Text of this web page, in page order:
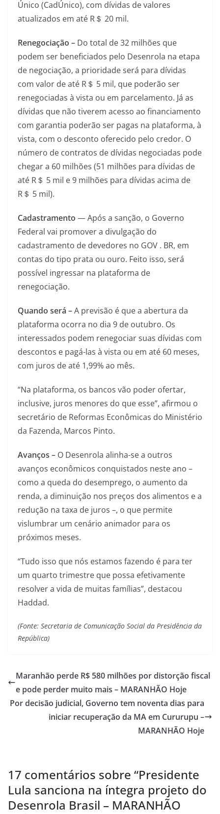
Único (CadÚnico), com dívidas de valores
atualizados em até R＄ 20 mil.
Renegociação – Do total de 32 milhões que
podem ser beneficiados pelo Desenrola na etapa
de negociação, a prioridade será para dívidas
com valor de até R＄ 5 mil, que poderão ser
renegociadas à vista ou em parcelamento. Já as
dívidas que não tiverem acesso ao financiamento
com garantia poderão ser pagas na plataforma, à
vista, com o desconto oferecido pelo credor. O
número de contratos de dívidas negociadas pode
chegar a 60 milhões (51 milhões para dívidas de
até R＄ 5 mil e 9 milhões para dívidas acima de
R＄ 5 mil).
Cadastramento — Após a sanção, o Governo
Federal vai promover a divulgação do
cadastramento de devedores no GOV . BR, em
contas do tipo prata ou ouro. Feito isso, será
possível ingressar na plataforma de
renegociação.
Quando será –A previsão é que a abertura da
plataforma ocorra no dia 9 de outubro. Os
interessados podem renegociar suas dívidas com
descontos e pagá-las à vista ou em até 60 meses,
com juros de até 1,99% ao mês.
“Na plataforma, os bancos vão poder ofertar,
inclusive, juros menores do que esse”, afirmou o
secretário de Reformas Econômicas do Ministério
da Fazenda, Marcos Pinto.
Avanços – O Desenrola alinha-se a outros
avanços econômicos conquistados neste ano –
como a queda do desemprego, o aumento da
renda, a diminuição nos preços dos alimentos e a
redução na taxa de juros –, o que permite
vislumbrar um cenário animador para os
próximos meses.
“Tudo isso que nós estamos fazendo é para ter
um quarto trimestre que possa efetivamente
resolver a vida de muitas famílias”, destacou
Haddad.
(Fonte: Secretaria de Comunicação Social da Presidência da
República)
Maranhão perde R$ 580 milhões por distorção fiscal
e pode perder muito mais – MARANHÃO Hoje
Por decisão judicial, Governo tem noventa dias para
iniciar recuperação da MA em Cururupu –
MARANHÃO Hoje
17 comentários sobre “Presidente
Lula sanciona na íntegra projeto do
Desenrola Brasil – MARANHÃO